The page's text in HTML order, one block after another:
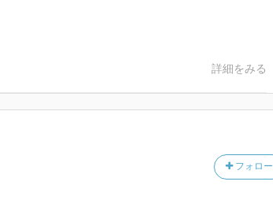
詳細をみる
フォロー